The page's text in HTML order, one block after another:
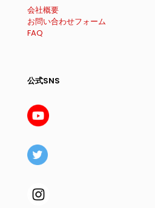
会社概要
お問い合わせフォーム
FAQ
公式SNS